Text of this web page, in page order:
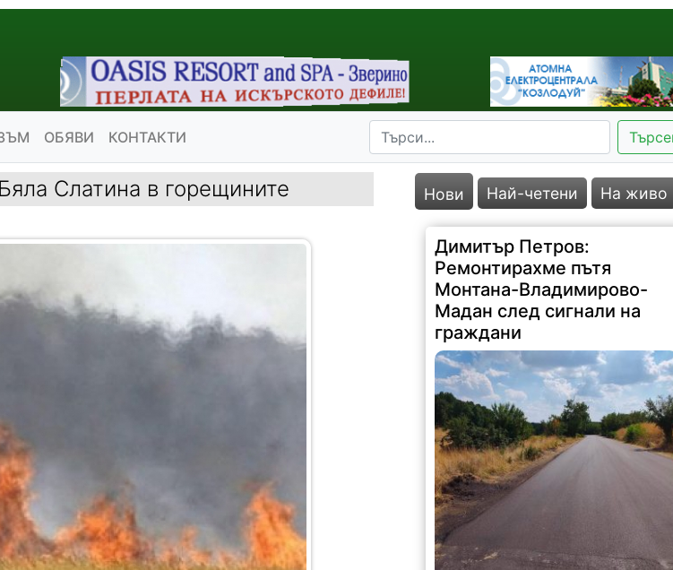
ОБЯВИ КОНТАКТИ
Слатина в горещините Нови Най-четени На живо
Димитър Петров:
Ремонтирахме пътя
Монтана-Владимирово-
Мадан след сигнали на
граждани